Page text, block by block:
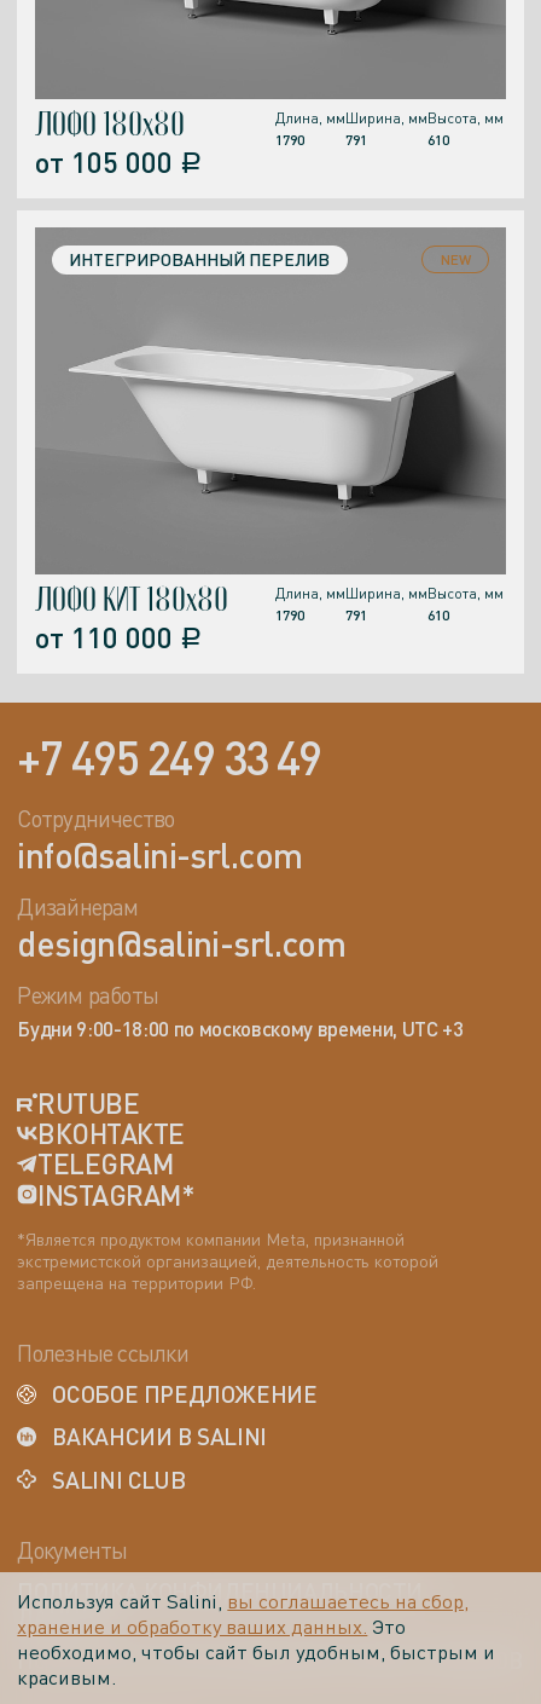
Длина, мм
1790
Ширина, мм
791
Высота, мм
610
ЛОФО 180x80
от 105 000 a
NEW
ИНТЕГРИРОВАННЫЙ ПЕРЕЛИВ
Длина, мм
1790
Ширина, мм
791
Высота, мм
610
ЛОФО КИТ 180x80
от 110 000 a
Используя сайт Salini, вы соглашаетесь на сбор,
хранение и обработку ваших данных. Это
необходимо, чтобы сайт был удобным, быстрым и
красивым.
+7 495 249 33 49
Сотрудничество
info@salini-srl.com
Дизайнерам
design@salini-srl.com
Режим работы
Будни 9:00-18:00 по московскому времени, UTC +3
RUTUBE
ВКОНТАКТЕ
TELEGRAM
INSTAGRAM*
*Является продуктом компании Meta, признанной
экстремистской организацией, деятельность которой
запрещена на территории РФ.
Полезные ссылки
ОСОБОЕ ПРЕДЛОЖЕНИЕ
ВАКАНСИИ В SALINI
SALINI CLUB
Документы
ПОЛИТИКА КОНФИДЕНЦИАЛЬНОСТИ
ДАННЫХ
ПОЛИТИКА ИСПОЛЬЗОВАНИЯ COOKIE-ФАЙЛОВ